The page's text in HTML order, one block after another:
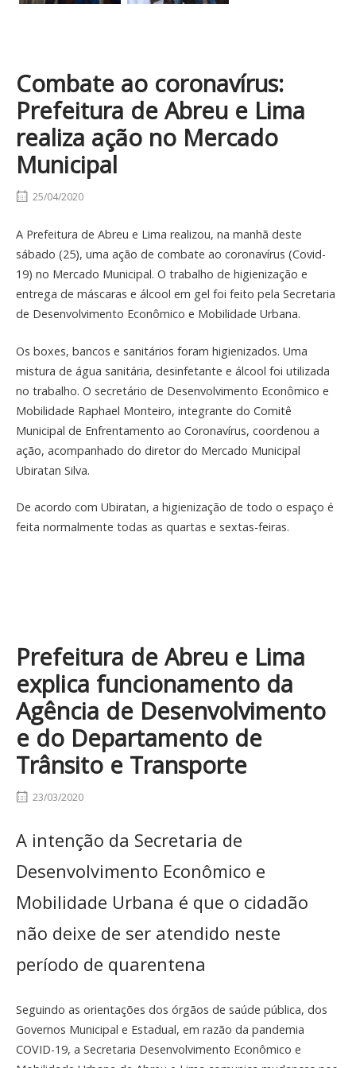
Combate ao coronavírus:
Prefeitura de Abreu e Lima
realiza ação no Mercado
Municipal
25/04/2020
A Prefeitura de Abreu e Lima realizou, na manhã deste
sábado (25), uma ação de combate ao coronavírus (Covid-
19) no Mercado Municipal. O trabalho de higienização e
entrega de máscaras e álcool em gel foi feito pela Secretaria
de Desenvolvimento Econômico e Mobilidade Urbana.
Os boxes, bancos e sanitários foram higienizados. Uma
mistura de água sanitária, desinfetante e álcool foi utilizada
no trabalho. O secretário de Desenvolvimento Econômico e
Mobilidade Raphael Monteiro, integrante do Comitê
Municipal de Enfrentamento ao Coronavírus, coordenou a
ação, acompanhado do diretor do Mercado Municipal
Ubiratan Silva.
De acordo com Ubiratan, a higienização de todo o espaço é
feita normalmente todas as quartas e sextas-feiras.
Prefeitura de Abreu e Lima
explica funcionamento da
Agência de Desenvolvimento
e do Departamento de
Trânsito e Transporte
23/03/2020
A intenção da Secretaria de
Desenvolvimento Econômico e
Mobilidade Urbana é que o cidadão
não deixe de ser atendido neste
período de quarentena
Seguindo as orientações dos órgãos de saúde pública, dos
Governos Municipal e Estadual, em razão da pandemia
COVID-19, a Secretaria Desenvolvimento Econômico e